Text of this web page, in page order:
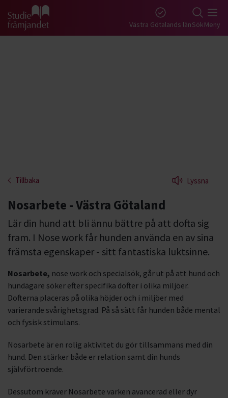
Gå till studiefrämjandets startsida Västra Götalands länSökMeny
Tillbaka Lyssna
Nosarbete - Västra Götaland
Lär din hund att bli ännu bättre på att dofta sig
fram. I Nose work får hunden använda en av sina
främsta egenskaper - sitt fantastiska luktsinne.
Nosarbete, nose work och specialsök, går ut på att hund och
hundägare söker efter specifika dofter i olika miljöer.
Dofterna placeras på olika höjder och i miljöer med
varierande svårighetsgrad. På så sätt får hunden både mental
och fysisk stimulans.
Nosarbete är en rolig aktivitet du gör tillsammans med din
hund. Den stärker både er relation samt din hunds
självförtroende.
Dessutom kräver Nosarbete varken avancerad eller dyr